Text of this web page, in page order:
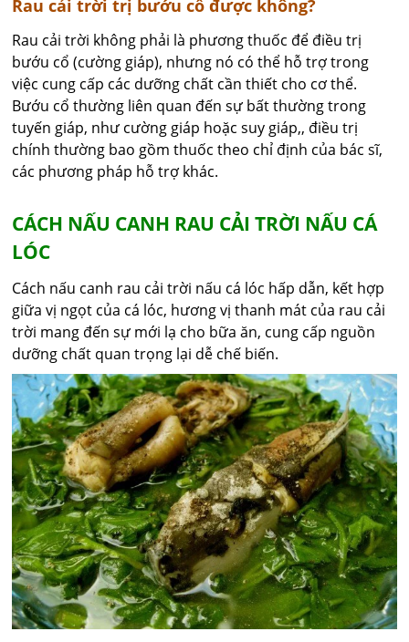
Rau cải trời trị bướu cổ được không?
Rau cải trời không phải là phương thuốc để điều trị
bướu cổ (cường giáp), nhưng nó có thể hỗ trợ trong
việc cung cấp các dưỡng chất cần thiết cho cơ thể.
Bướu cổ thường liên quan đến sự bất thường trong
tuyến giáp, như cường giáp hoặc suy giáp,, điều trị
chính thường bao gồm thuốc theo chỉ định của bác sĩ,
các phương pháp hỗ trợ khác.
CÁCH NẤU CANH RAU CẢI TRỜI NẤU CÁ
LÓC
Cách nấu canh rau cải trời nấu cá lóc hấp dẫn, kết hợp
giữa vị ngọt của cá lóc, hương vị thanh mát của rau cải
trời mang đến sự mới lạ cho bữa ăn, cung cấp nguồn
dưỡng chất quan trọng lại dễ chế biến.